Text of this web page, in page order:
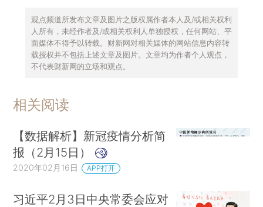
观点频道所发布文章及图片之版权属作者本人及/或相关权利
人所有，未经作者及/或相关权利人单独授权，任何网站、平
面媒体不得予以转载。财新网对相关媒体的网站信息内容转
载授权并不包括上述文章及图片。文章均为作者个人观点，
不代表财新网的立场和观点。
相关阅读
【数据解析】新冠疫情分析简
报（2月15日）
2020年02月16日 APP打开
习近平2月3日中央常委会应对